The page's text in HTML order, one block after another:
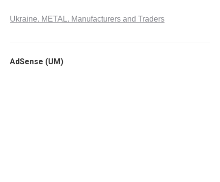
Ukraine. METAL. Manufacturers and Traders
AdSense (UM)